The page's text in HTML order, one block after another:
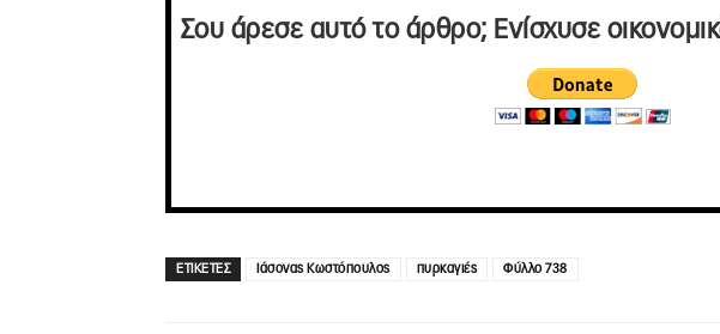
Σου άρεσε αυτό το άρθρο; Ενίσχυσε
ΕΤΙΚΕΤΕΣ Ιάσονας Κωστόπουλος πυρκαγιές Φύλλο 738